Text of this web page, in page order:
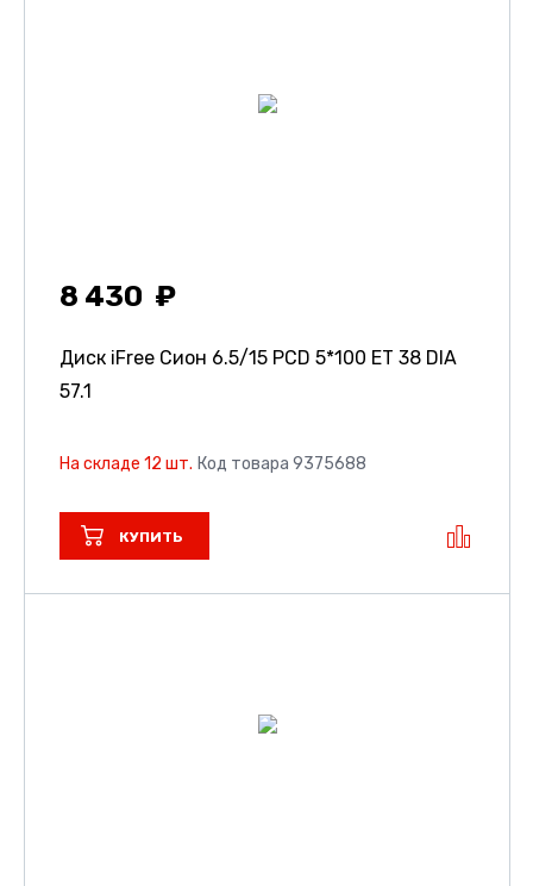
8 430
Диск iFree Сион 6.5/15 PCD 5*100 ET 38 DIA
57.1
На складе 12 шт. Код товара 9375688
КУПИТЬ